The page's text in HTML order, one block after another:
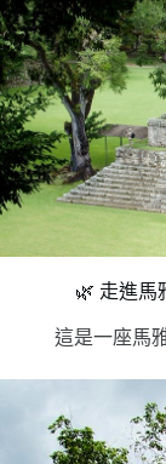
🌿 走進馬
這是一座馬